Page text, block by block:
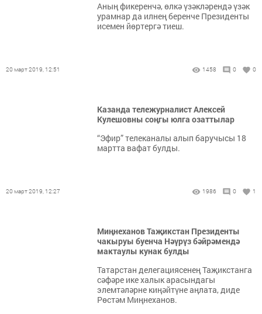
Аның фикеренчә, өлкә үзәкләрендә үзәк
урамнар да илнең беренче Президенты
исемен йөртергә тиеш.
20 март 2019, 12:51 1458 0 0
Казанда тележурналист Алексей
Кулешовны соңгы юлга озаттылар
“Эфир” телеканалы алып баручысы 18
мартта вафат булды.
20 март 2019, 12:27 1986 0 1
Миңнеханов Таҗикстан Президенты
чакыруы буенча Нәүрүз бәйрәмендә
мактаулы кунак булды
Татарстан делегациясенең Таҗикстанга
сәфәре ике халык арасындагы
элемтәләрне киңәйтүне аңлата, диде
Рөстәм Миңнеханов.